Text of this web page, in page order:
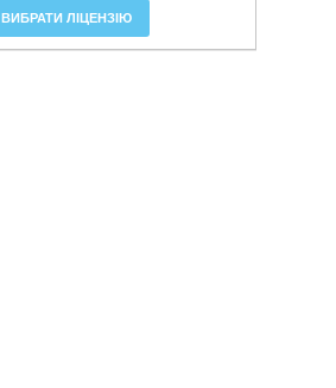
ВИБРАТИ ЛІЦЕНЗІЮ